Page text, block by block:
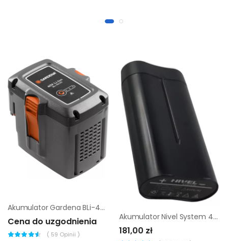
Akumulator Gardena BLi-40/100 2,6 Ah
Cena do uzgodnienia
( 59 Opinii )
Akumulator Nivel System 4000 mAh do NL500/520/NL540 |
181,00 zł